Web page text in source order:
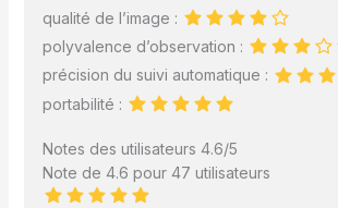
qualité de l’image :
polyvalence d’observation :
précision du suivi automatique :
portabilité :
Notes des utilisateurs 4.6/5
Note de 4.6 pour 47 utilisateurs